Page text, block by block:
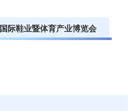
际鞋业暨体育产业博览会